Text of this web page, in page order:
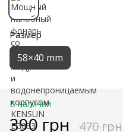
Размер
58×40 mm
В наличии
390 грн 470 грн